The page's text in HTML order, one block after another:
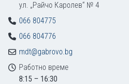
ул. „Райчо Каролев“ № 4
066 804775
066 804776
mdt@gabrovo.bg
Работно време
8:15 – 16:30